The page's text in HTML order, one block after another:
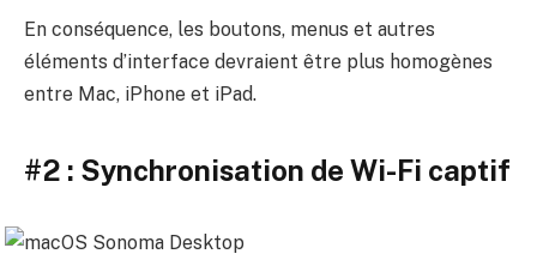
En conséquence, les boutons, menus et autres
éléments d’interface devraient être plus homogènes
entre Mac, iPhone et iPad.
#2 : Synchronisation de Wi-Fi captif